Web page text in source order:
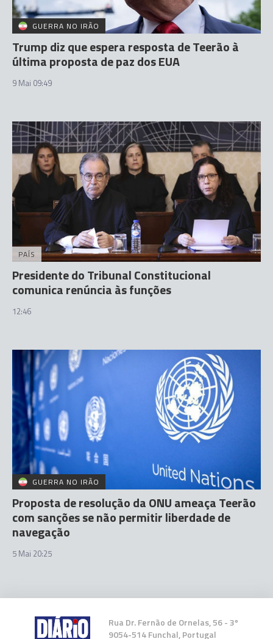
GUERRA NO IRÃO
Trump diz que espera resposta de Teerão à
última proposta de paz dos EUA
9 Mai 09:49
PAÍS
Presidente do Tribunal Constitucional
comunica renúncia às funções
12:46
GUERRA NO IRÃO
Proposta de resolução da ONU ameaça Teerão
com sanções se não permitir liberdade de
navegação
5 Mai 20:25
Rua Dr. Fernão de Ornelas, 56 - 3º
9054-514 Funchal, Portugal